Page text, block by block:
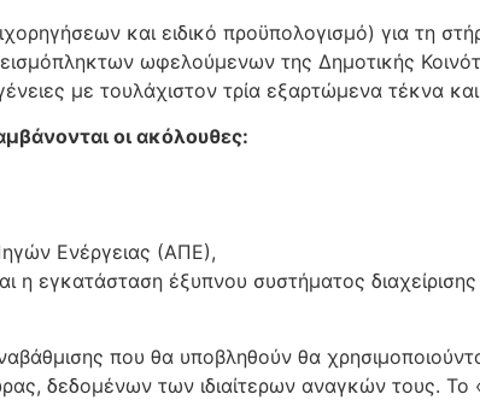
και ειδικό προϋπολογισμό) για τη
ωφελούμενων της Δημοτικής
με τουλάχιστον τρία εξαρτώμενα τέκνα
οι ακόλουθες:
Ενέργειας (ΑΠΕ),
η εγκατάσταση έξυπνου συστήματος
που θα υποβληθούν θα
δεδομένων των ιδιαίτερων αναγκών τους.